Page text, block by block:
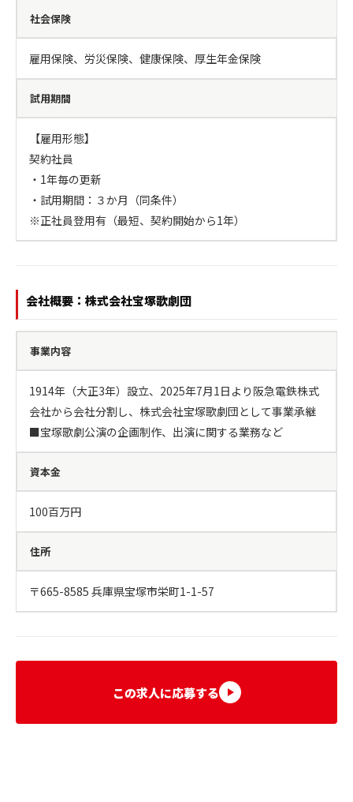
社会保険
雇用保険、労災保険、健康保険、厚生年金保険
試用期間
【雇用形態】
契約社員
・1年毎の更新
・試用期間：３か月（同条件）
※正社員登用有（最短、契約開始から1年）
会社概要：株式会社宝塚歌劇団
事業内容
1914年（大正3年）設立、2025年7月1日より阪急電鉄株式
会社から会社分割し、株式会社宝塚歌劇団として事業承継
■宝塚歌劇公演の企画制作、出演に関する業務など
資本金
100百万円
住所
〒665-8585 兵庫県宝塚市栄町1-1-57
この求人に応募する